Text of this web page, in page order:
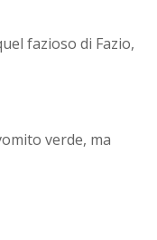
fazioso di Fazio,
verde, ma